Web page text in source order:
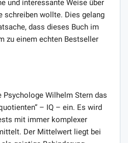
und interessante Weise über
schreiben wollte. Dies gelang
dass dieses Buch im
zu einem echten Bestseller
Psychologe Wilhelm Stern das
– IQ – ein. Es wird
mit immer komplexer
Der Mittelwert liegt bei